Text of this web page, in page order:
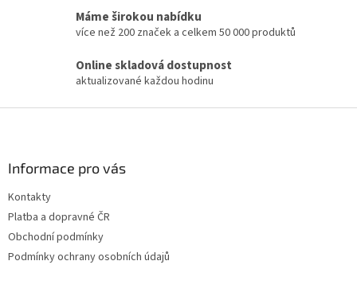
a
c
í
r
v
Máme širokou nabídku
více než 200 značek a celkem 50 000 produktů
Online skladová dostupnost
aktualizované každou hodinu
Informace pro vás
Kontakty
Platba a dopravné ČR
Obchodní podmínky
Podmínky ochrany osobních údajů